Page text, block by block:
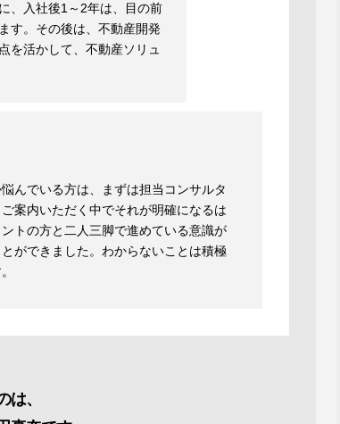
、入社後1～2年は、目の前
す。その後は、不動産開発
を活かして、不動産ソリュ
んでいる方は、まずは担当コンサルタ
案内いただく中でそれが明確になるは
トの方と二人三脚で進めている意識が
ができました。わからないことは積極
は、